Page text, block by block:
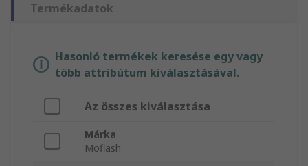
Termékadatok
Hasonló termékek keresése egy vagy
több attribútum kiválasztásával.
Az összes kiválasztása
Márka
Moflash